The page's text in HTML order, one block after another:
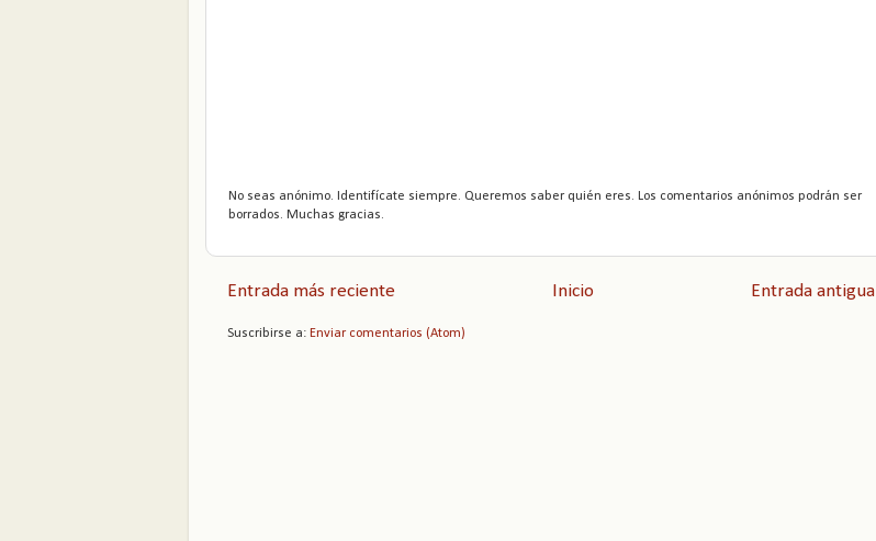
No seas anónimo. Identifícate siempre. Queremos saber quién eres. Los comentarios anónimos podrán ser
borrados. Muchas gracias.
Entrada más reciente Entrada antigua
Inicio
Suscribirse a: Enviar comentarios (Atom)